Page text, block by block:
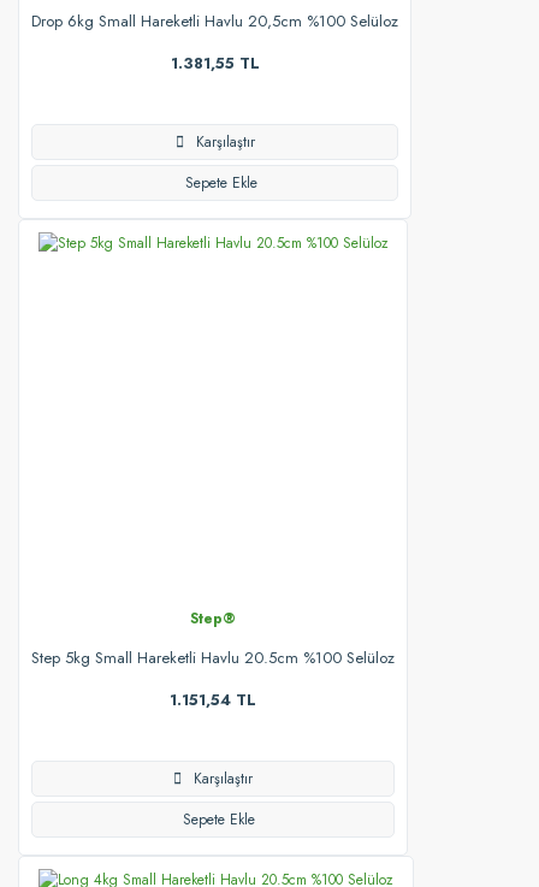
Drop 6kg Small Hareketli Havlu 20,5cm %100 Selüloz
1.381,55 TL
Karşılaştır
Sepete Ekle
Step®
Step 5kg Small Hareketli Havlu 20.5cm %100 Selüloz
1.151,54 TL
Karşılaştır
Sepete Ekle